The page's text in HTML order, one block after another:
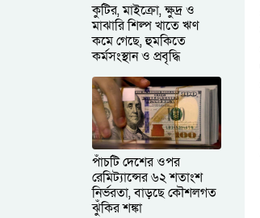
কুটির, মাইক্রো, ক্ষুদ্র ও
মাঝারি শিল্প খাতে ঋণ
কমে গেছে, হুমকিতে
কর্মসংস্থান ও প্রবৃদ্ধি
পাঁচটি দেশের ওপর
রেমিট্যান্সের ৬২ শতাংশ
নির্ভরতা, বাড়ছে কৌশলগত
ঝুঁকির শঙ্কা